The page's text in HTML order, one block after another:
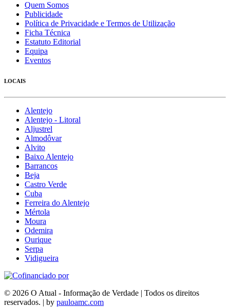
Quem Somos
Publicidade
Política de Privacidade e Termos de Utilização
Ficha Técnica
Estatuto Editorial
Equipa
Eventos
LOCAIS
Alentejo
Alentejo - Litoral
Aljustrel
Almodôvar
Alvito
Baixo Alentejo
Barrancos
Beja
Castro Verde
Cuba
Ferreira do Alentejo
Mértola
Moura
Odemira
Ourique
Serpa
Vidigueira
© 2026 O Atual - Informação de Verdade | Todos os direitos
reservados. | by pauloamc.com